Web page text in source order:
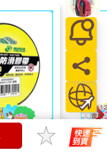
滑膠帶
明
I am
手帳